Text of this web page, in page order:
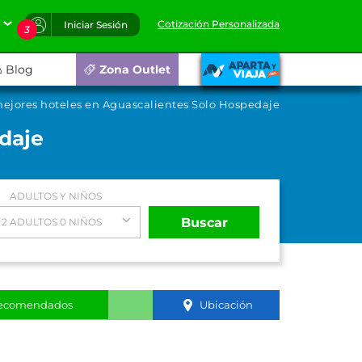
3 Iniciar Sesión Cotización Personalizada
Blog Zona Outlet
hoteles en Aguascalientes Solo Hospedaje
ADULTOS Y NIÑOS
2 ADULTOS 0 NIÑOS Buscar
Ubicación